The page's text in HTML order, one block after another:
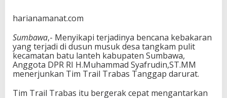
u
o
r
b
a
n
e
harianamanat.com
Sumbawa,- Menyikapi terjadinya bencana kebakaran
yang terjadi di dusun musuk desa tangkam pulit
kecamatan batu lanteh kabupaten Sumbawa,
Anggota DPR RI H.Muhammad Syafrudin,ST.MM
menerjunkan Tim Trail Trabas Tanggap darurat.
Tim Trail Trabas itu bergerak cepat mengantarkan